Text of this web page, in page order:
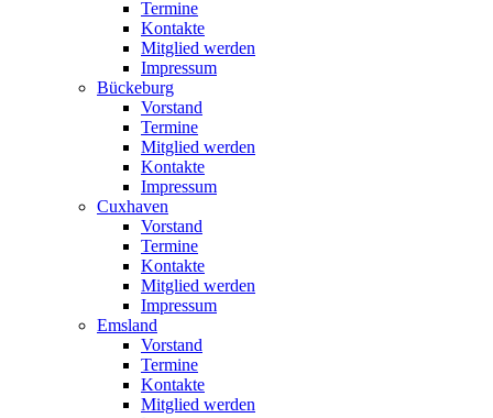
Termine
Kontakte
Mitglied werden
Impressum
Bückeburg
Vorstand
Termine
Mitglied werden
Kontakte
Impressum
Cuxhaven
Vorstand
Termine
Kontakte
Mitglied werden
Impressum
Emsland
Vorstand
Termine
Kontakte
Mitglied werden